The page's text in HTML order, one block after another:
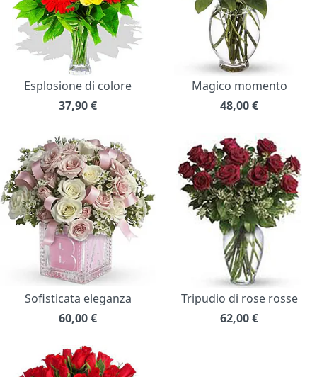
Esplosione di colore
37,90€
Magico momento
48,00€
Sofisticata eleganza
60,00€
Tripudio di rose rosse
62,00€